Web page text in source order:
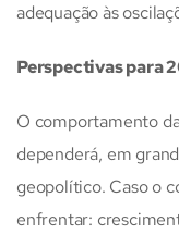
adequação às
Perspectivas para
O comportamento
dependerá, em
geopolítico. Caso o
enfrentar: